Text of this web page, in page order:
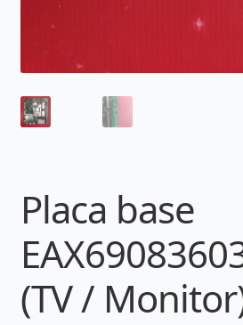
Placa base
(TV /